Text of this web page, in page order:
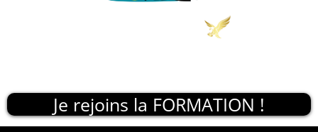
Je rejoins la FORMATION !